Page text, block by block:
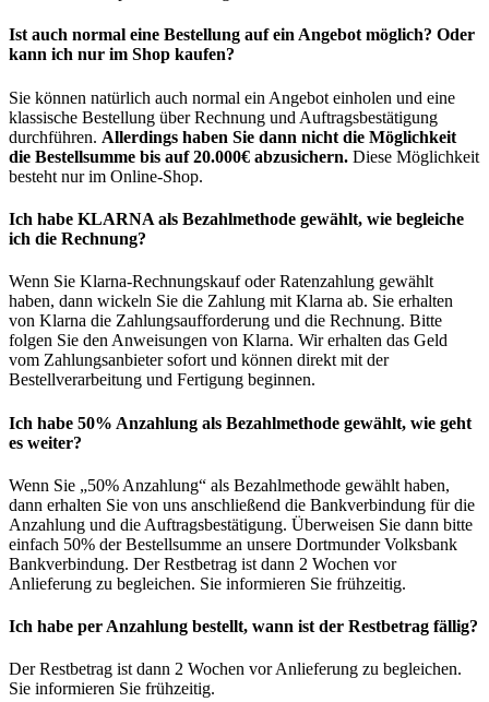
Ist auch normal eine Bestellung auf ein Angebot möglich? Oder
kann ich nur im Shop kaufen?
Sie können natürlich auch normal ein Angebot einholen und eine
klassische Bestellung über Rechnung und Auftragsbestätigung
durchführen. Allerdings haben Sie dann nicht die Möglichkeit
die Bestellsumme bis auf 20.000€ abzusichern. Diese Möglichkeit
besteht nur im Online-Shop.
Ich habe KLARNA als Bezahlmethode gewählt, wie begleiche
ich die Rechnung?
Wenn Sie Klarna-Rechnungskauf oder Ratenzahlung gewählt
haben, dann wickeln Sie die Zahlung mit Klarna ab. Sie erhalten
von Klarna die Zahlungsaufforderung und die Rechnung. Bitte
folgen Sie den Anweisungen von Klarna. Wir erhalten das Geld
vom Zahlungsanbieter sofort und können direkt mit der
Bestellverarbeitung und Fertigung beginnen.
Ich habe 50% Anzahlung als Bezahlmethode gewählt, wie geht
es weiter?
Wenn Sie „50% Anzahlung“ als Bezahlmethode gewählt haben,
dann erhalten Sie von uns anschließend die Bankverbindung für die
Anzahlung und die Auftragsbestätigung. Überweisen Sie dann bitte
einfach 50% der Bestellsumme an unsere Dortmunder Volksbank
Bankverbindung. Der Restbetrag ist dann 2 Wochen vor
Anlieferung zu begleichen. Sie informieren Sie frühzeitig.
Ich habe per Anzahlung bestellt, wann ist der Restbetrag fällig?
Der Restbetrag ist dann 2 Wochen vor Anlieferung zu begleichen.
Sie informieren Sie frühzeitig.